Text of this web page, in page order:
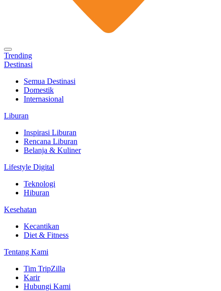
Trending
Destinasi
Semua Destinasi
Domestik
Internasional
Liburan
Inspirasi Liburan
Rencana Liburan
Belanja & Kuliner
Lifestyle Digital
Teknologi
Hiburan
Kesehatan
Kecantikan
Diet & Fitness
Tentang Kami
Tim TripZilla
Karir
Hubungi Kami